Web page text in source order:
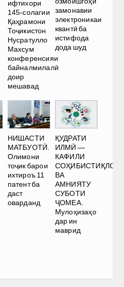
ифтихори
145-солагии
Қаҳрамони
Тоҷикистон
Нусратулло
Махсум
конференсияи
байналмилалӣ
доир
мешавад
замонавии
электроникаи
квантӣ ба
истифода
дода шуд
НИШАСТИ
МАТБУОТӢ.
Олимони
тоҷик барои
ихтироъ 11
патент ба
даст
оварданд
ҚУДРАТИ
ИЛМӢ —
КАФИЛИ
ВА
АМНИЯТУ
СУБОТИ
ҶОМЕА.
Мулоҳизаҳо
дар ин
маврид